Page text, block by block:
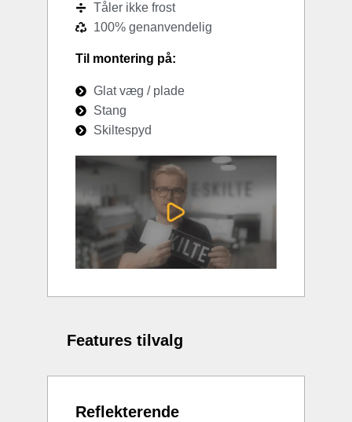
Tåler ikke frost
100% genanvendelig
Til montering på:
Glat væg / plade
Stang
Skiltespyd
Features tilvalg
Reflekterende